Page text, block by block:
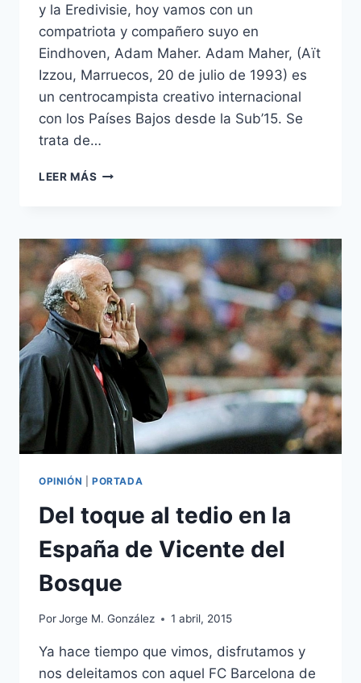
y la Eredivisie, hoy vamos con un
compatriota y compañero suyo en
Eindhoven, Adam Maher. Adam Maher, (Aït
Izzou, Marruecos, 20 de julio de 1993) es
un centrocampista creativo internacional
con los Países Bajos desde la Sub’15. Se
trata de…
LEER MÁS ADAM
DE
ASISTIR
EN
LA
SOMBRA
OPINIÓN PORTADA
Del toque al tedio en la
España de Vicente del
Bosque
PorJorge M. González 1 abril, 2015
Ya hace tiempo que vimos, disfrutamos y
nos deleitamos con aquel FC Barcelona de